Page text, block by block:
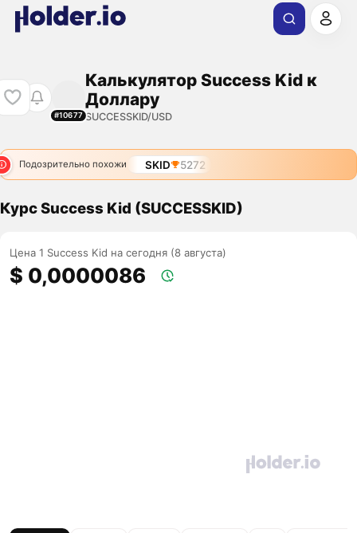
#10677
Калькулятор Success Kid к
Доллару
SUCCESSKID/USD
Подозрительно похожи SKID 5272
Курс Success Kid (SUCCESSKID)
Цена 1 Success Kid на сегодня (8 августа)
$ 0,0000086